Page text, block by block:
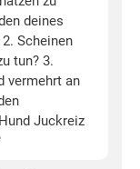
deines
Scheinen
tun? 3.
vermehrt an
Juckreiz